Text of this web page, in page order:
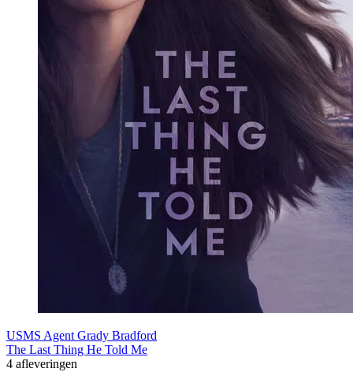
USMS Agent Grady Bradford
The Last Thing He Told Me
4 afleveringen